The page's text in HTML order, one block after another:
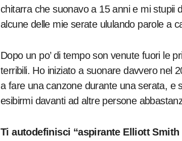
chitarra che suonavo a 15 anni e mi stupii
alcune delle mie serate ululando parole a
Dopo un po’ di tempo son venute fuori le
terribili. Ho iniziato a suonare davvero nel
a fare una canzone durante una serata, e
esibirmi davanti ad altre persone
Ti autodefinisci “aspirante Elliott